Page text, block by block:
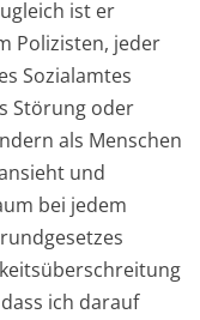
ist er
Polizisten, jeder
Sozialamtes
Störung oder
als Menschen
und
bei jedem
ich darauf